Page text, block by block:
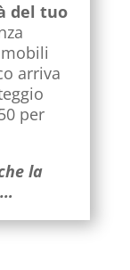
del tuo
arriva
per
la